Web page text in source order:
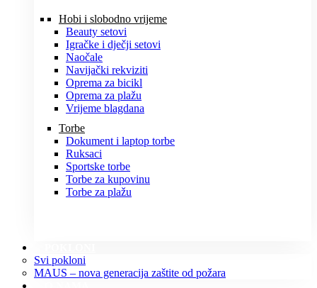
Hobi i slobodno vrijeme
Beauty setovi
Igračke i dječji setovi
Naočale
Navijački rekviziti
Oprema za bicikl
Oprema za plažu
Vrijeme blagdana
Torbe
Dokument i laptop torbe
Ruksaci
Sportske torbe
Torbe za kupovinu
Torbe za plažu
Svi pokloni
MAUS – nova generacija zaštite od požara